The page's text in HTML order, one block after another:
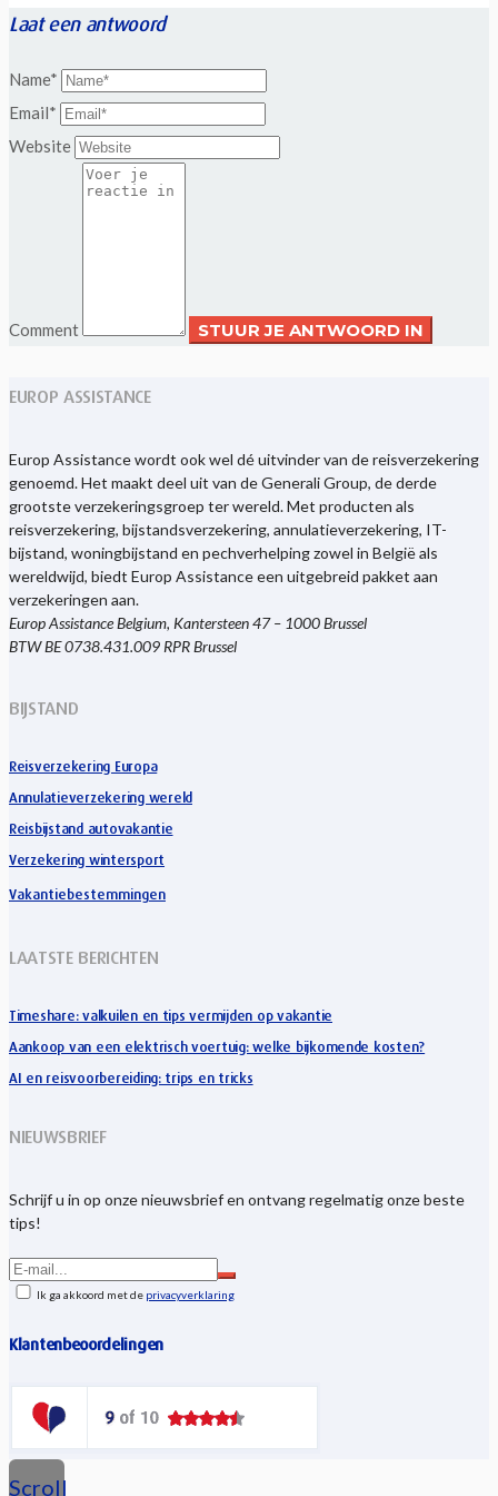
Laat een antwoord
Name*
Email*
Website
Comment
EUROP ASSISTANCE
Europ Assistance wordt ook wel dé uitvinder van de reisverzekering
genoemd. Het maakt deel uit van de Generali Group, de derde
grootste verzekeringsgroep ter wereld. Met producten als
reisverzekering, bijstandsverzekering, annulatieverzekering, IT-
bijstand, woningbijstand en pechverhelping zowel in België als
wereldwijd, biedt Europ Assistance een uitgebreid pakket aan
verzekeringen aan.
Europ Assistance Belgium, Kantersteen 47 – 1000 Brussel
BTW BE 0738.431.009 RPR Brussel
BIJSTAND
Reisverzekering Europa
Annulatieverzekering wereld
Reisbijstand autovakantie
Verzekering wintersport
Vakantiebestemmingen
LAATSTE BERICHTEN
Timeshare: valkuilen en tips vermijden op vakantie
Aankoop van een elektrisch voertuig: welke bijkomende kosten?
AI en reisvoorbereiding: trips en tricks
NIEUWSBRIEF
Schrijf u in op onze nieuwsbrief en ontvang regelmatig onze beste
tips!
Ik ga akkoord met de privacyverklaring
Klantenbeoordelingen
Scroll